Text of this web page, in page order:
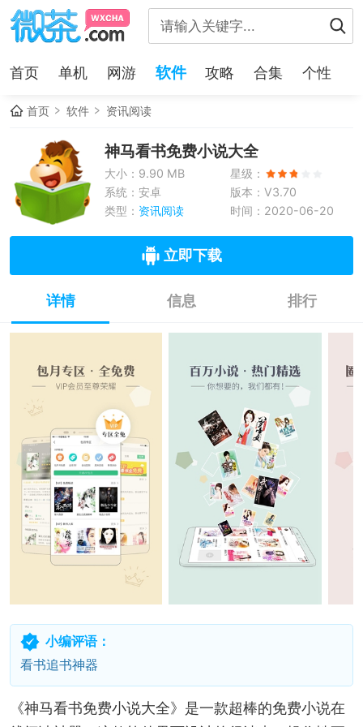
首页 单机 网游 软件 攻略 合集 个性
首页 软件 资讯阅读
神马看书免费小说大全
大小：9.90 MB
星级：
系统：安卓
版本：V3.70
类型： 资讯阅读 时间：2020-06-20
立即下载
详情 信息 排行
小编评语：
看书追书神器
《神马看书免费小说大全》是一款超棒的免费小说在